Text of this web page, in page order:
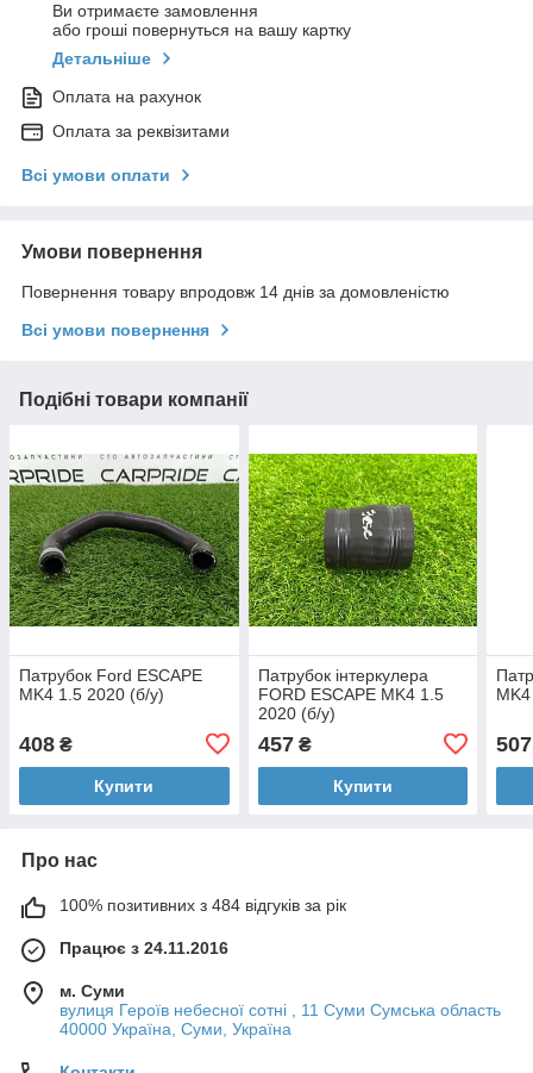
Ви отримаєте замовлення
або гроші повернуться на вашу картку
Детальніше
Оплата на рахунок
Оплата за реквізитами
Всі умови оплати
Умови повернення
Повернення товару впродовж 14 днів за домовленістю
Всі умови повернення
Подібні товари компанії
Патрубок Ford ESCAPE
MK4 1.5 2020 (б/у)
408 ₴
Купити
Патрубок інтеркулера
FORD ESCAPE MK4 1.5
2020 (б/у)
457₴
Купити
507
Про нас
100% позитивних з 484 відгуків за рік
Працює з 24.11.2016
м. Суми
вулиця Героїв небесної сотні , 11 Суми Сумська область
40000 Україна, Суми, Україна